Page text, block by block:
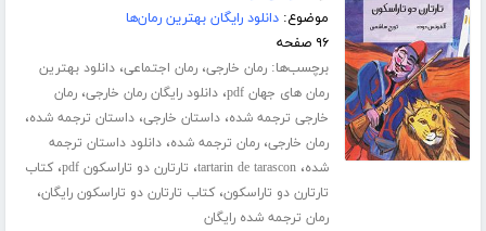
موضوع:دانلود رایگان بهترین رمان‌ها
۹۶ صفحه
برچسب‌ها:رمان خارجی،رمان اجتماعی،دانلود بهترین
رمان های جهان pdf
،دانلود رایگان رمان خارجی،رمان
خارجی ترجمه شده،داستان خارجی،داستان ترجمه شده،
رمان خارجی،رمان ترجمه شده،دانلود داستان ترجمه
شده،tartarin de tarascon، تارتارن دو تاراسکون pdf ،کتاب
تارتارن دو تاراسکون،کتاب تارتارن دو تاراسکون رایگان،
رمان ترجمه شده رایگان